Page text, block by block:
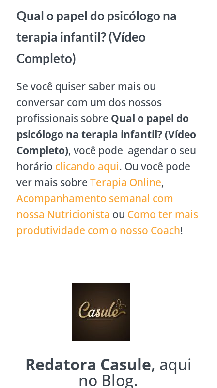
Qual o papel do psicólogo na
terapia infantil? (Vídeo
Completo)
Se você quiser saber mais ou
conversar com um dos nossos
profissionais sobre Qual o papel do
psicólogo na terapia infantil? (Vídeo
Completo), você pode agendar o seu
horário clicando aqui. Ou você pode
ver mais sobre Terapia Online,
Acompanhamento semanal com
nossa Nutricionista ou Como ter mais
produtividade com o nosso Coach!
Redatora Casule, aqui
no Blog.